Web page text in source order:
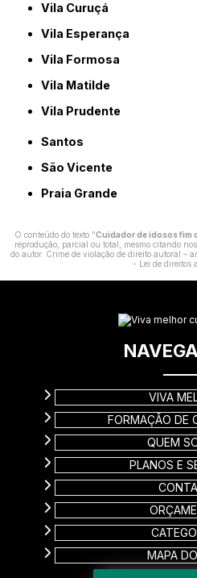
Vila Curuçá
Vila Esperança
Vila Formosa
Vila Matilde
Vila Prudente
Santos
São Vicente
Praia Grande
O conteúdo do texto "Cuidador de idosos fim
reprodução, parcial ou total, mesmo citando
do autor. Crime de violação de direito autoral –
- Lei de direitos
VIVA
FORMAÇÃO DE
QUEM
PLANOS E
MAPA